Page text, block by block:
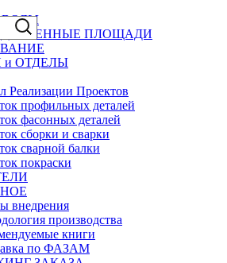
ПЛОЩАДИ
и ОТДЕЛЫ
Реализации Проектов
профильных деталей
фасонных деталей
сборки и сварки
сварной балки
покраски
внедрения
производства
книги
по ФАЗАМ